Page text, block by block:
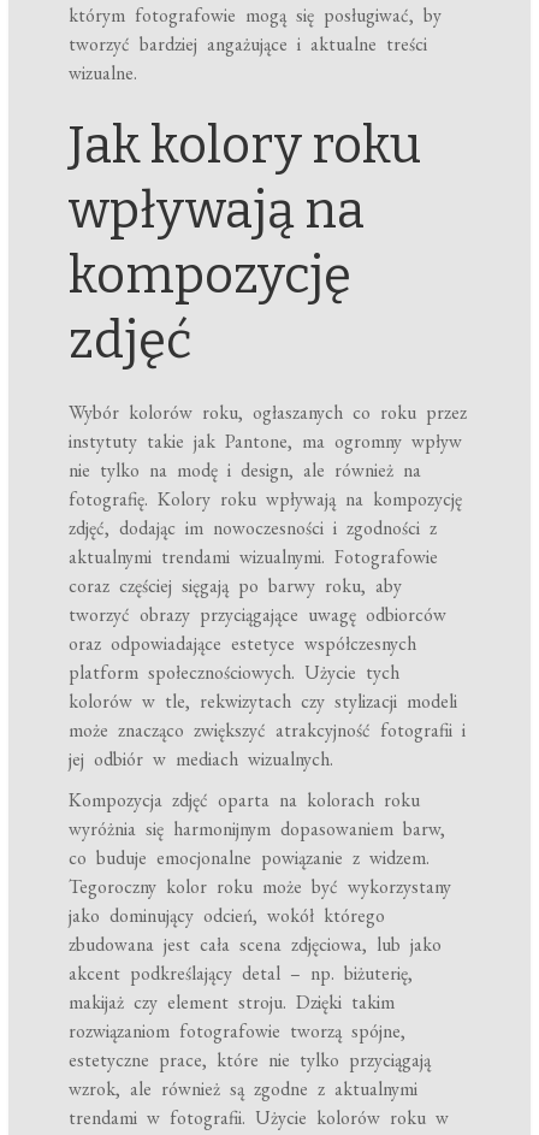
którym fotografowie mogą się posługiwać, by
tworzyć bardziej angażujące i aktualne treści
wizualne.
Jak kolory roku
wpływają na
kompozycję
zdjęć
Wybór kolorów roku, ogłaszanych co roku przez
instytuty takie jak Pantone, ma ogromny wpływ
nie tylko na modę i design, ale również na
fotografię. Kolory roku wpływają na kompozycję
zdjęć, dodając im nowoczesności i zgodności z
aktualnymi trendami wizualnymi. Fotografowie
coraz częściej sięgają po barwy roku, aby
tworzyć obrazy przyciągające uwagę odbiorców
oraz odpowiadające estetyce współczesnych
platform społecznościowych. Użycie tych
kolorów w tle, rekwizytach czy stylizacji modeli
może znacząco zwiększyć atrakcyjność fotografii i
jej odbiór w mediach wizualnych.
Kompozycja zdjęć oparta na kolorach roku
wyróżnia się harmonijnym dopasowaniem barw,
co buduje emocjonalne powiązanie z widzem.
Tegoroczny kolor roku może być wykorzystany
jako dominujący odcień, wokół którego
zbudowana jest cała scena zdjęciowa, lub jako
akcent podkreślający detal – np. biżuterię,
makijaż czy element stroju. Dzięki takim
rozwiązaniom fotografowie tworzą spójne,
estetyczne prace, które nie tylko przyciągają
wzrok, ale również są zgodne z aktualnymi
trendami w fotografii. Użycie kolorów roku w